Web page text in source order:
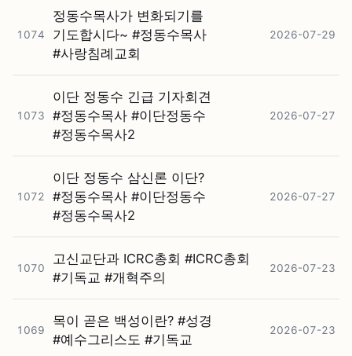
1074
정동수목사가 변화되기를
기도합시다~ #⁠정동수목사
#⁠사랑침례교회
2026-07-29
1073
이단 정동수 긴급 기자회견
#⁠정동수목사 #⁠이단정동수
#⁠정동수목사2
2026-07-27
1072
이단 정동수 삼신론 이단?
#⁠정동수목사 #⁠이단정동수
#⁠정동수목사2
2026-07-27
1070
고신교단과 ICRC총회 #⁠ICRC총회
#⁠기독교 #⁠개혁주의
2026-07-23
1069
목이 곧은 백성이란? #⁠성경
#⁠예수그리스도 #⁠기독교
2026-07-23